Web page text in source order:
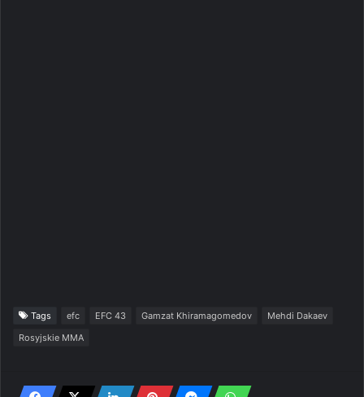
Tags efc EFC 43 Gamzat Khiramagomedov
Mehdi Dakaev
Rosyjskie MMA